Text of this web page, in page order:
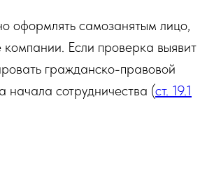
оформлять самозанятым лицо,
компании. Если проверка выявит
гражданско-правовой
начала сотрудничества (ст. 19.1